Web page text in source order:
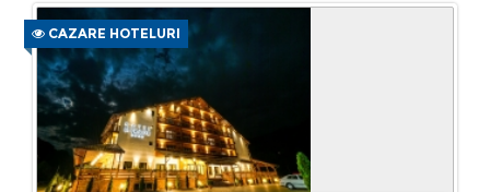
CAZARE HOTELURI